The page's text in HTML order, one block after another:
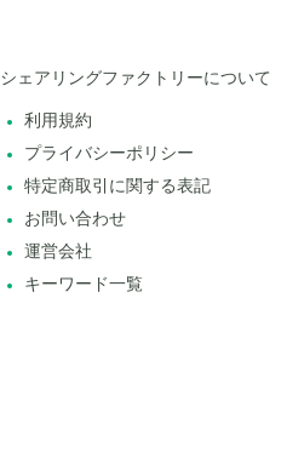
シェアリングファクトリーについて
利用規約
プライバシーポリシー
特定商取引に関する表記
お問い合わせ
運営会社
キーワード一覧